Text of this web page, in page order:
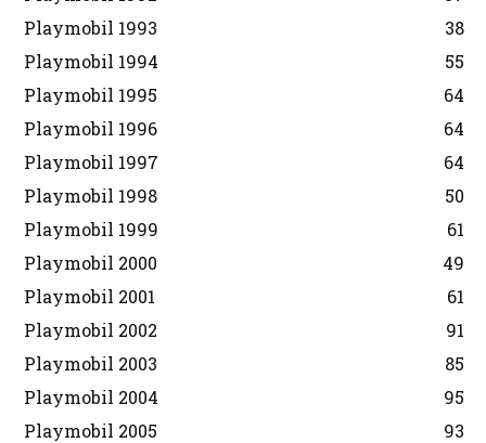
Playmobil 1993
38
Playmobil 1994
55
Playmobil 1995
64
Playmobil 1996
64
Playmobil 1997
64
Playmobil 1998
50
Playmobil 1999
61
Playmobil 2000
49
Playmobil 2001
61
Playmobil 2002
91
Playmobil 2003
85
Playmobil 2004
95
Playmobil 2005
93